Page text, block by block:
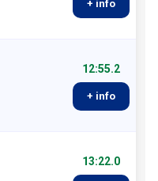
+ info
12:55.2
+ info
13:22.0